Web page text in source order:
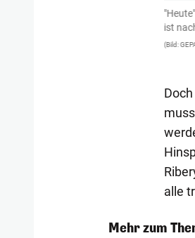
ist
(Bild:
alle
Mehr zum